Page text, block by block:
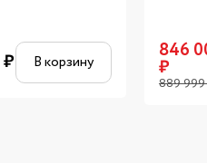
₽ В корзину 846
₽
889 999